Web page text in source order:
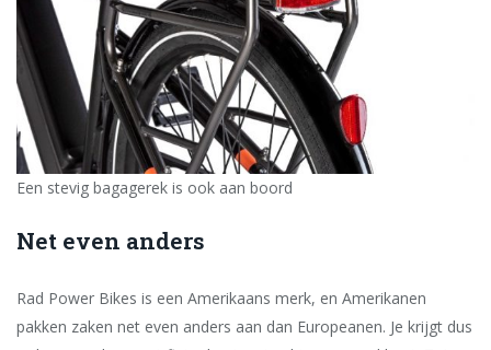
Een stevig bagagerek is ook aan boord
Net even anders
Rad Power Bikes is een Amerikaans merk, en Amerikanen
pakken zaken net even anders aan dan Europeanen. Je krijgt dus